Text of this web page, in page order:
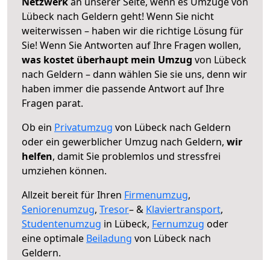
Lübeck nach Geldern geht! Wenn Sie nicht
weiterwissen – haben wir die richtige Lösung für
Sie! Wenn Sie Antworten auf Ihre Fragen wollen,
was kostet überhaupt mein Umzug von Lübeck
nach Geldern – dann wählen Sie sie uns, denn wir
haben immer die passende Antwort auf Ihre
Fragen parat.
Ob ein Privatumzug von Lübeck nach Geldern
oder ein gewerblicher Umzug nach Geldern, wir
helfen, damit Sie problemlos und stressfrei
umziehen können.
Allzeit bereit für Ihren Firmenumzug,
Seniorenumzug, Tresor– & Klaviertransport,
Studentenumzug in Lübeck, Fernumzug oder
eine optimale Beiladung von Lübeck nach
Geldern.